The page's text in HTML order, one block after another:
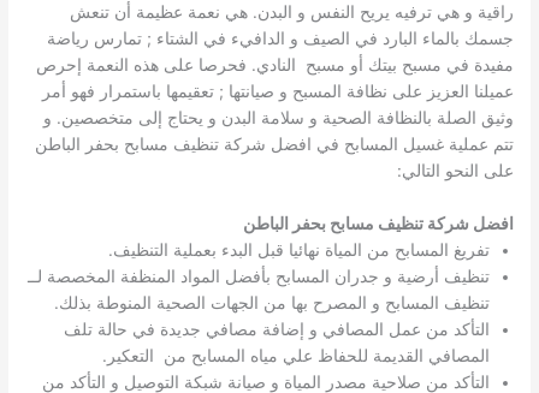
راقية و هي ترفيه يريح النفس و البدن. هي نعمة عظيمة أن تنعش
جسمك بالماء البارد في الصيف و الدافيء في الشتاء ; تمارس رياضة
مفيدة في مسبح بيتك أو مسبح النادي. فحرصا على هذه النعمة إحرص
عميلنا العزيز على نظافة المسبح و صيانتها ; تعقيمها باستمرار فهو أمر
وثيق الصلة بالنظافة الصحية و سلامة البدن و يحتاج إلى متخصصين. و
تتم عملية غسيل المسابح في افضل شركة تنظيف مسابح بحفر الباطن
على النحو التالي:
افضل شركة تنظيف مسابح بحفر الباطن
تفريغ المسابح من المياة نهائيا قبل البدء بعملية التنظيف.
تنظيف أرضية و جدران المسابح بأفضل المواد المنظفة المخصصة لــ
تنظيف المسابح و المصرح بها من الجهات الصحية المنوطة بذلك.
التأكد من عمل المصافي و إضافة مصافي جديدة في حالة تلف
المصافي القديمة للحفاظ علي مياه المسابح من التعكير.
التأكد من صلاحية مصدر المياة و صيانة شبكة التوصيل و التأكد من